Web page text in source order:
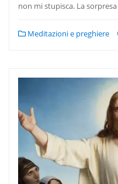
non mi stupisca. La
Meditazioni e preghiere